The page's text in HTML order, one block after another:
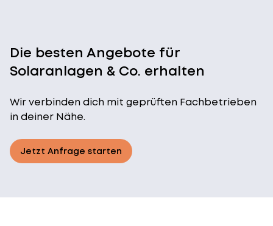
Die besten Angebote für
Solaranlagen & Co. erhalten
Wir verbinden dich mit geprüften Fachbetrieben
in deiner Nähe.
Jetzt Anfrage starten